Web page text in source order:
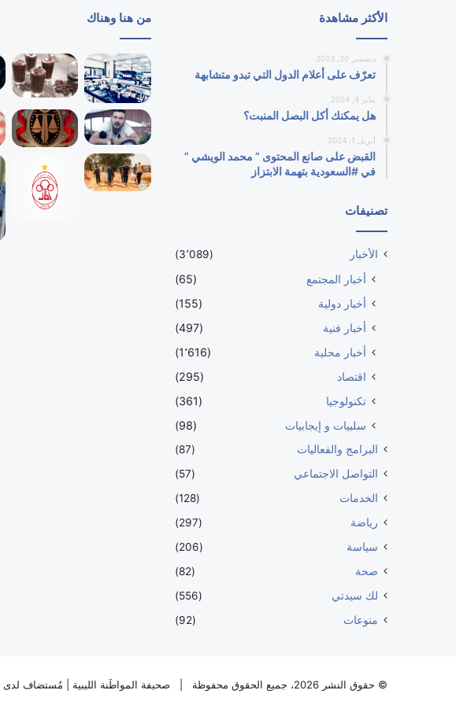
الأكثر مشاهدة
ديسمبر 20, 2023
تعرّف على أعلام الدول التي تبدو متشابهة
يناير 4, 2024
هل يمكنك أكل البصل المنبت؟
أبريل 1, 2024
القبض على صانع المحتوى ” محمد الويشي ”
في #السعودية بتهمة الابتزاز
تصنيفات
الأخبار (3٬089)
أخبار المجتمع
(65)
أخبار دولية
(155)
أخبار فنية
(497)
أخبار محلية
(1٬616)
اقتصاد
(295)
تكنولوجيا
(361)
سلبيات و إيجابيات
(98)
البرامج والفعاليات
(87)
التواصل الاجتماعي
(57)
الخدمات
(128)
رياضة
(297)
سياسة
(206)
صحة
(82)
لك سيدتي
(556)
منوعات
(92)
من هنا وهناك
© حقوق النشر 2026، جميع الحقوق محفوظة | صحيفة المواطَنة الليبية | مُستضاف لدى